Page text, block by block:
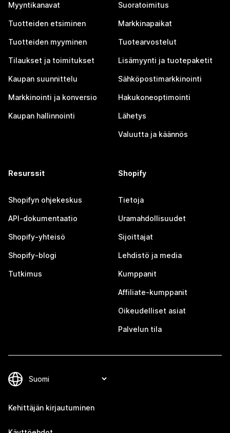
Myyntikanavat
Tuotteiden etsiminen
Tuotteiden myyminen
Tilaukset ja toimitukset
Kaupan suunnittelu
Markkinointi ja konversio
Kaupan hallinnointi
Suoratoimitus
Markkinapaikat
Tuotearvostelut
Lisämyynti ja tuotepaketit
Sähköpostimarkkinointi
Hakukoneoptimointi
Lähetys
Valuutta ja käännös
Resurssit
Shopifyn ohjekeskus
API-dokumentaatio
Shopify-yhteisö
Shopify-blogi
Tutkimus
Shopify
Tietoja
Uramahdollisuudet
Sijoittajat
Lehdistö ja media
Kumppanit
Affiliate-kumppanit
Oikeudelliset asiat
Palvelun tila
Kehittäjän kirjautuminen